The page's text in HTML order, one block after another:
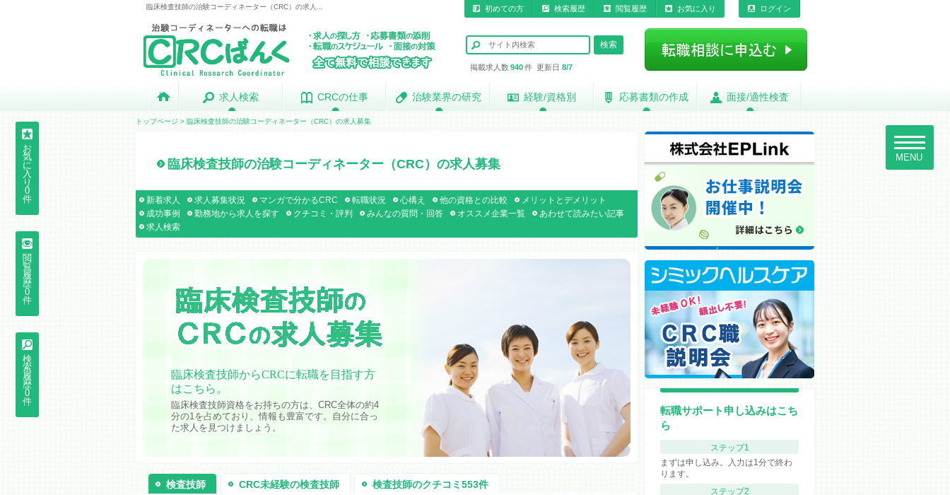
臨床検査技師の治験コーディネーター（CRC）の求人... ログイン
初めての方 検索履歴 閲覧履歴 お気に入り
掲載求人数940 件 更新日 8/7
求人検索
求人検索 CRCの仕事
CRCの仕事 治験業界の研究
治験業界の研究 経験/資格別
経験/資格別 応募書類の作成
応募書類の作成 面接/適性検査
面接/適性検査
トップページ > 臨床検査技師の治験コーディネーター（CRC）の求人募集
臨床検査技師の治験コーディネーター（CRC）の求人募集
新着求人 求人募集状況 マンガで分かるCRC 転職状況 心構え 他の資格との比較
メリットとデメリット
成功事例
勤務地から求人を探す クチコミ・評判 みんなの質問・回答 オススメ企業一覧
あわせて読みたい記事
求人検索
臨床検査技師からCRCに転職を目指す方
はこちら。
臨床検査技師資格をお持ちの方は、CRC全体の約4
分の1を占めており、情報も豊富です。自分に合っ
た求人を見つけましょう。
検査技師 CRC未経験の検査技師 検査技師のクチコミ553件
転職サポート申し込みはこち
ら
ステップ1
まずは申し込み。入力は1分で終わ
ります。
ステップ2
お
気
に
入
り
0
件
閲
覧
履
歴
0
件
検
索
履
歴
0
件
toggle
navigation
MENU